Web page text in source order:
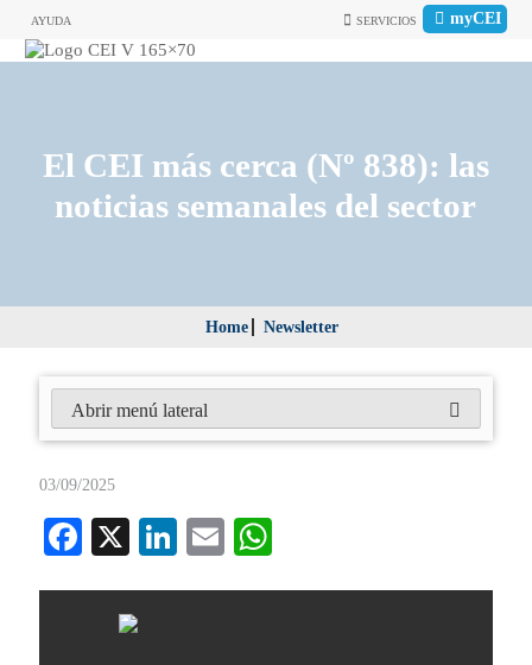
AYUDA myCEI
SERVICIOS
El CEI más cerca (Nº 838): las
noticias semanales del sector
Home Newsletter
03/09/2025
Fa
bo
X
Li
E
Abrir menú lateral